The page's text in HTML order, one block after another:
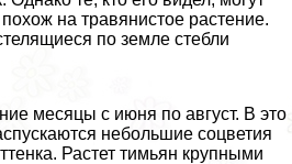
на травянистое растение.
по земле стeбли
месяцы с июня по август. В это
небольшие соцветия
Растет тимьян крупными